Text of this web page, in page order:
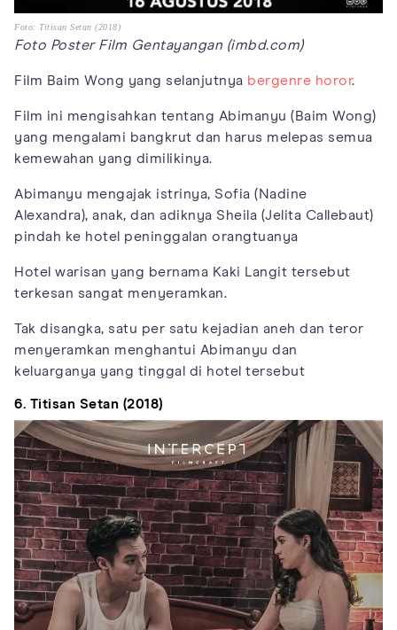
Foto: Titisan Setan (2018)
Foto Poster Film Gentayangan (imbd.com)
Film Baim Wong yang selanjutnya bergenre horor.
Film ini mengisahkan tentang Abimanyu (Baim Wong)
yang mengalami bangkrut dan harus melepas semua
kemewahan yang dimilikinya.
Abimanyu mengajak istrinya, Sofia (Nadine
Alexandra), anak, dan adiknya Sheila (Jelita Callebaut)
pindah ke hotel peninggalan orangtuanya
Hotel warisan yang bernama Kaki Langit tersebut
terkesan sangat menyeramkan.
Tak disangka, satu per satu kejadian aneh dan teror
menyeramkan menghantui Abimanyu dan
keluarganya yang tinggal di hotel tersebut
6. Titisan Setan (2018)